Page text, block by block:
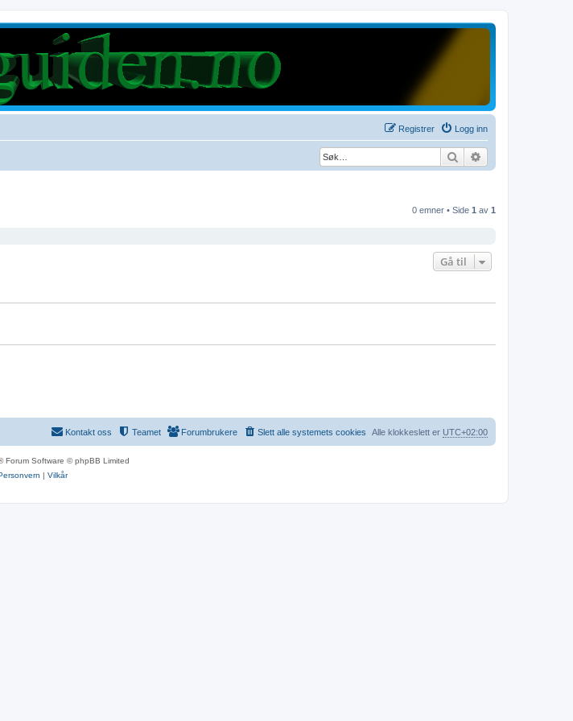
Logg inn
Registrer
Søk
0 emner • Side 1 av 1
Gå til
Alle klokkeslett er UTC+02:00
Slett alle systemets cookies
Forumbrukere
Teamet
Kontakt oss
Forum Software © phpBB Limited
| Vilkår